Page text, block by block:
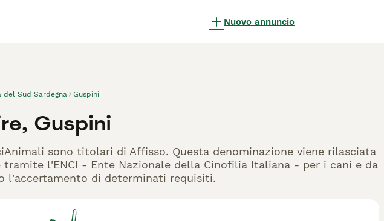
Nuovo annuncio
del Sud Sardegna Guspini
Guspini
sono titolari di Affisso. Questa denominazione viene rilasciata
l'ENCI - Ente Nazionale della Cinofilia Italiana - per i cani e da
l'accertamento di determinati requisiti.